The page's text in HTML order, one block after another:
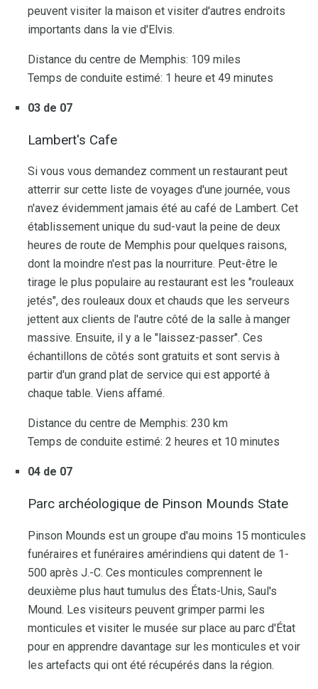
peuvent visiter la maison et visiter d'autres endroits
importants dans la vie d'Elvis.
Distance du centre de Memphis: 109 miles
Temps de conduite estimé: 1 heure et 49 minutes
03 de 07
Lambert's Cafe
Si vous vous demandez comment un restaurant peut
atterrir sur cette liste de voyages d'une journée, vous
n'avez évidemment jamais été au café de Lambert. Cet
établissement unique du sud-vaut la peine de deux
heures de route de Memphis pour quelques raisons,
dont la moindre n'est pas la nourriture. Peut-être le
tirage le plus populaire au restaurant est les "rouleaux
jetés", des rouleaux doux et chauds que les serveurs
jettent aux clients de l'autre côté de la salle à manger
massive. Ensuite, il y a le "laissez-passer". Ces
échantillons de côtés sont gratuits et sont servis à
partir d'un grand plat de service qui est apporté à
chaque table. Viens affamé.
Distance du centre de Memphis: 230 km
Temps de conduite estimé: 2 heures et 10 minutes
04 de 07
Parc archéologique de Pinson Mounds State
Pinson Mounds est un groupe d'au moins 15 monticules
funéraires et funéraires amérindiens qui datent de 1-
500 après J.-C. Ces monticules comprennent le
deuxième plus haut tumulus des États-Unis, Saul's
Mound. Les visiteurs peuvent grimper parmi les
monticules et visiter le musée sur place au parc d'État
pour en apprendre davantage sur les monticules et voir
les artefacts qui ont été récupérés dans la région.